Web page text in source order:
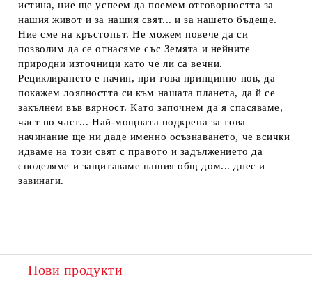
истина, ние ще успеем да поемем отговорността за
нашия живот и за нашия свят... и за нашето бъдеще.
Ние сме на кръстопът. Не можем повече да си
позволим да се отнасяме със Земята и нейните
природни източници като че ли са вечни.
Рециклирането е начин, при това принципно нов, да
покажем лоялността си към нашата планета, да й се
закълнем във вярност. Като започнем да я спасяваме,
част по част... Най-мощната подкрепа за това
начинание ще ни даде именно осъзнаването, че всички
идваме на този свят с правото и задължението да
споделяме и защитаваме нашия общ дом... днес и
завинаги.
Нови продукти